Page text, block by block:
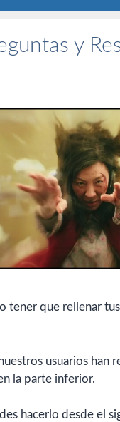
y
tener que rellenar
usuarios han
la parte inferior.
hacerlo desde el